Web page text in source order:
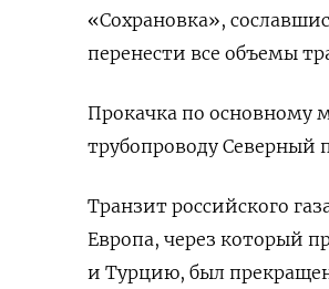
«Сохрановка»,
перенести все объемы
Прокачка по основному
трубопроводу Северный
Транзит российского
Европа, через который
и Турцию, был